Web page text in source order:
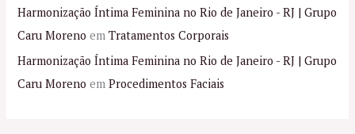
Harmonização Íntima Feminina no Rio de Janeiro - RJ | Grupo
Caru Moreno emTratamentos Corporais
Harmonização Íntima Feminina no Rio de Janeiro - RJ | Grupo
Caru Moreno emProcedimentos Faciais